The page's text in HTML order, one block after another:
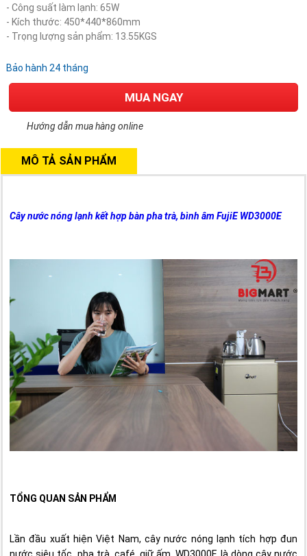
- Công suất làm lạnh: 65W
- Kích thước: 450*440*860mm
- Trọng lượng sản phẩm: 13.55KGS
Bảo hành 24 tháng
MUA NGAY
Hướng dẫn mua hàng online
MÔ TẢ SẢN PHẨM
Cây nước nóng lạnh kết hợp bàn pha trà, bình âm FujiE WD3000E
TỔNG QUAN SẢN PHẨM
Lần đầu xuất hiện Việt Nam, cây nước nóng lạnh tích hợp đun